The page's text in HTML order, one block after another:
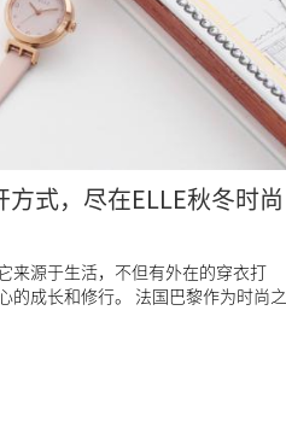
式，尽在ELLE秋冬时尚
来源于生活，不但有外在的穿衣打
的成长和修行。 法国巴黎作为时尚之